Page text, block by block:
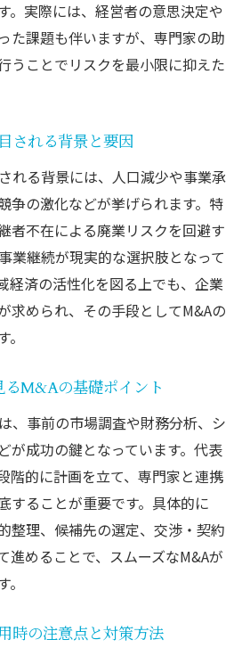
M&A最新トレンドを徹底解説
に与える大阪府特有の変化とは
別M&A動向を詳しく知る
M&A市場を予測するポイント
用語にも通じるM&A知識へ
意味も徹底解説
るMとM&Aの違いを整理する
に見るMの意図や成り立ち
知りたいMの本当の意味とは
として使われる理由を解説
用に役立つ音楽Mの知識
なら辞典形式が便利
から応用まで辞典で網羅できる
ぶM&Aの効率的な知識習得法
ら用語の意味が一目で分かる
ット両面で使えるM&A辞典の
おすすめの辞典活用ポイント
語も載ったM&A辞典の活用例
。実際には、経営者の意思決定や
た課題も伴いますが、専門家の助
うことでリスクを最小限に抑えた
される背景と要因
れる背景には、人口減少や事業承
争の激化などが挙げられます。特
者不在による廃業リスクを回避す
業継続が現実的な選択肢となって
経済の活性化を図る上でも、企業
求められ、その手段としてM&Aの
るM&Aの基礎ポイント
、事前の市場調査や財務分析、シ
が成功の鍵となっています。代表
階的に計画を立て、専門家と連携
することが重要です。具体的に
整理、候補先の選定、交渉・契約
進めることで、スムーズなM&Aが
時の注意点と対策方法